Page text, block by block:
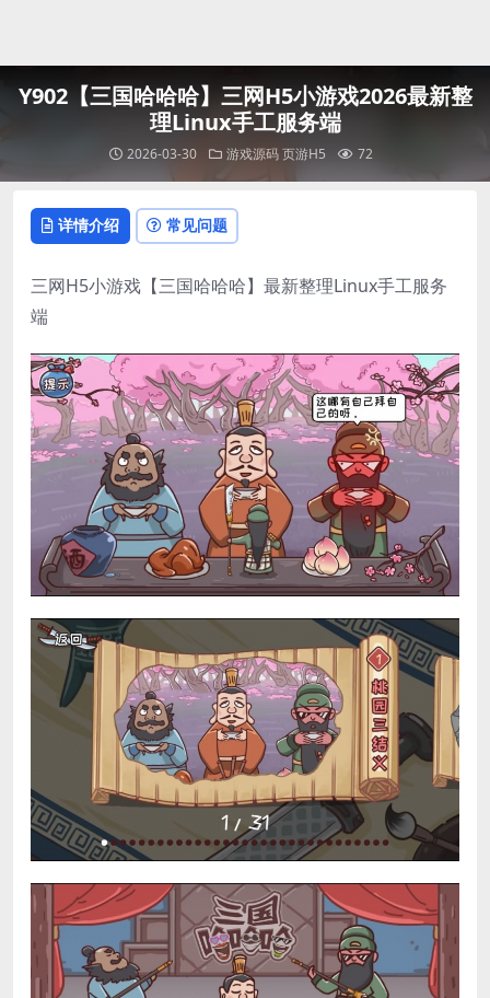
Y902【三国哈哈哈】三网H5小游戏2026最新整
理Linux手工服务端
2026-03-30 游戏源码 页游H5 72
详情介绍 常见问题
三网H5小游戏【三国哈哈哈】最新整理Linux手工服务
端